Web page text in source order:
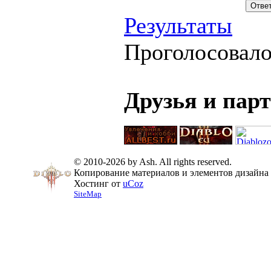
Результаты
Друзья и
© 2010-2026 by Ash. All rights reserved.
Копирование материалов и элементов
Хостинг от uCoz
SiteMap